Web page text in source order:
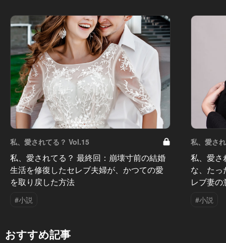
私、愛されてる？ Vol.15
私、愛されてる？ 最終回：崩壊寸前の結婚
生活を修復したセレブ夫婦が、かつての愛
を取り戻した方法
#小説
私、愛さ
私、愛さ
な、た
レブ妻の
#小説
おすすめ記事